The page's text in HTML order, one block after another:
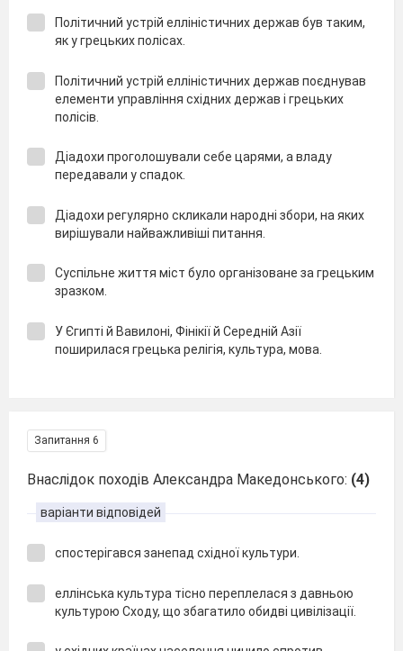
Політичний устрій елліністичних держав був таким,
як у грецьких полісах.
Політичний устрій елліністичних держав поєднував
елементи управління східних держав і грецьких
полісів.
Діадохи проголошували себе царями, а владу
передавали у спадок.
Діадохи регулярно скликали народні збори, на яких
вирішували найважливіші питання.
Суспільне життя міст було організоване за грецьким
зразком.
У Єгипті й Вавилоні, Фінікії й Середній Азії
поширилася грецька релігія, культура, мова.
Запитання 6
Внаслідок походів Александра Македонського: (4)
варіанти відповідей
спостерігався занепад східної культури.
еллінська культура тісно переплелася з давньою
культурою Сходу, що збагатило обидві цивілізації.